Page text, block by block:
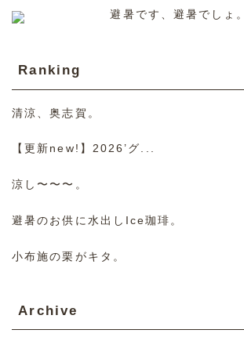
避暑です、避暑でしょ。
Ranking
清涼、奥志賀。
【更新new!】2026’グ...
涼し〜〜〜。
避暑のお供に水出しIce珈琲。
小布施の栗がキタ。
Archive